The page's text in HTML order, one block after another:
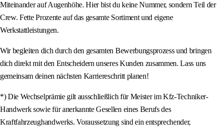
Miteinander auf Augenhöhe. Hier bist du keine Nummer, sondern Teil der
Crew. Fette Prozente auf das gesamte Sortiment und eigene
Werkstattleistungen.
Wir begleiten dich durch den gesamten Bewerbungsprozess und bringen
dich direkt mit den Entscheidern unseres Kunden zusammen. Lass uns
gemeinsam deinen nächsten Karriereschritt planen!
*) Die Wechselprämie gilt ausschließlich für Meister im Kfz-Techniker-
Handwerk sowie für anerkannte Gesellen eines Berufs des
Kraftfahrzeughandwerks. Voraussetzung sind ein entsprechender,